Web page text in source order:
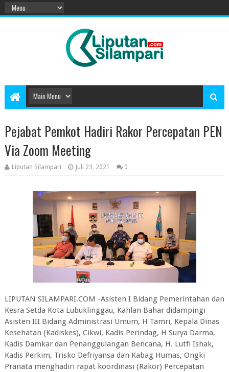
Pejabat Pemkot Hadiri Rakor Percepatan PEN
Via Zoom Meeting
Liputan Silampari Juli 23, 2021 0
LIPUTAN SILAMPARI.COM -Asisten I Bidang Pemerintahan dan
Kesra Setda Kota Lubuklinggau, Kahlan Bahar didampingi
Asisten III Bidang Administrasi Umum, H Tamri, Kepala Dinas
Kesehatan (Kadiskes), Cikwi, Kadis Perindag, H Surya Darma,
Kadis Damkar dan Penanggulangan Bencana, H. Lutfi Ishak,
Kadis Perkim, Trisko Defriyansa dan Kabag Humas, Ongki
Pranata menghadiri rapat koordinasi (Rakor) Percepatan